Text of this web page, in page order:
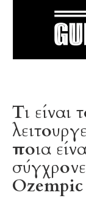
Τι
ποια